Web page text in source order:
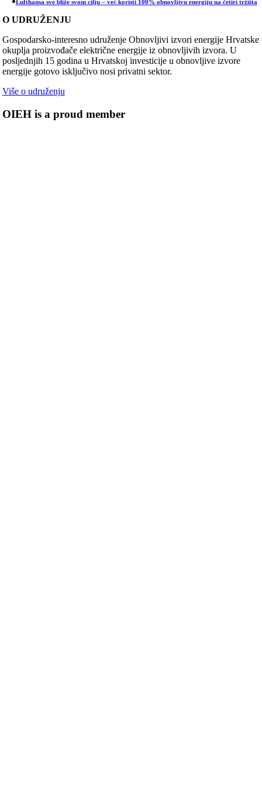
Lufthansa sve bliže svom cilju – već koristi 100% obnovljivu energiju na četiri tržišta
O UDRUŽENJU
Gospodarsko-interesno udruženje Obnovljivi izvori energije Hrvatske
okuplja proizvođače električne energije iz obnovljivih izvora. U
posljednjih 15 godina u Hrvatskoj investicije u obnovljive izvore
energije gotovo isključivo nosi privatni sektor.
Više o udruženju
OIEH is a proud member